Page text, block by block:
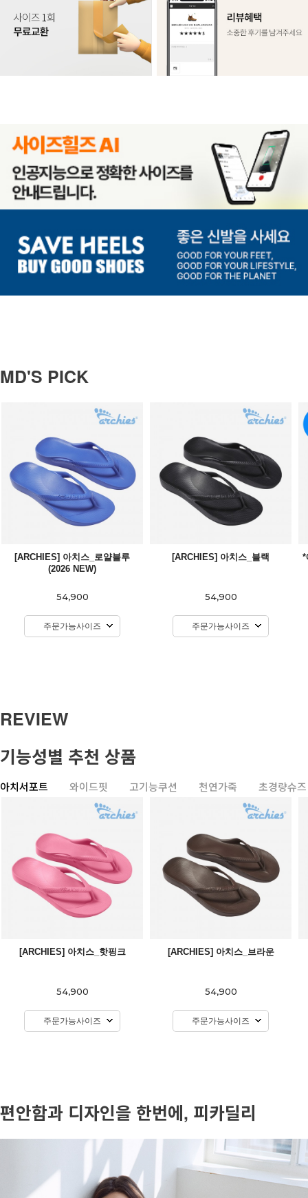
MD'S PICK
[ARCHIES] 아치스_로얄블루
(2026 NEW)
54,900
주문가능사이즈
[ARCHIES] 아치스_블랙
54,900
주문가능사이즈
*
REVIEW
기능성별 추천 상품
아치서포트 와이드핏 고기능쿠션 천연가죽 초경량슈즈
[ARCHIES] 아치스_핫핑크
54,900
주문가능사이즈
[ARCHIES] 아치스_브라운
54,900
주문가능사이즈
편안함과 디자인을 한번에, 피카딜리